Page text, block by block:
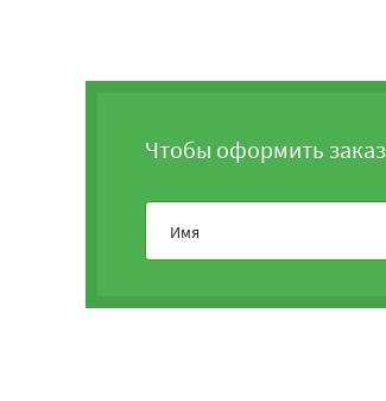
Чтобы оформить